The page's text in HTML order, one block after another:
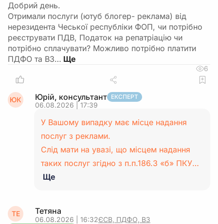
Добрий день.
Отримали послуги (ютуб блогер- реклама) від
нерезидента Чеської республіки ФОП, чи потрібно
реєструвати ПДВ, Податок на репатріацію чи
потрібно сплачувати? Можливо потрібно платити
ПДФО та ВЗ…
6
ЮК Юрій, консультант ЕКСПЕРТ
06.08.2026 | 17:39
У Вашому випадку має місце надання
послуг з реклами.
Слід мати на увазі, що місцем надання
таких послуг згідно з п.п.186.3 «б» ПКУ…
Ще
ТЕ Тетяна
06.08.2026 | 16:32ЄСВ, ПДФО, ВЗ